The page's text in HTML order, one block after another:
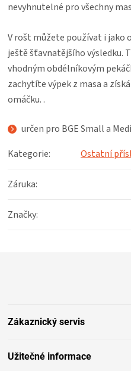
ZNAČKY
MĚNA
(CZK)
nevyhnutelné pro všechny
V rošt můžete používat i jako
ještě šťavnatějšího výsledku.
vhodným obdélníkovým
zachytíte výpek z masa a
omáčku. .
určen pro BGE Small a
Kategorie: Ostatní
Záruka:
Značky:
Zákaznický servis
Užitečné informace